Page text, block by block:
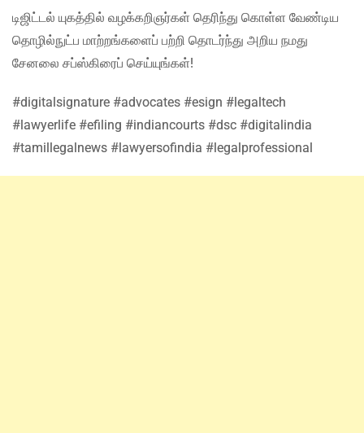
டிஜிட்டல் யுகத்தில் வழக்கறிஞர்கள் தெரிந்து கொள்ள வேண்டிய
தொழில்நுட்ப மாற்றங்களைப் பற்றி தொடர்ந்து அறிய நமது
சேனலை சப்ஸ்கிரைப் செய்யுங்கள்!
#digitalsignature #advocates #esign #legaltech
#lawyerlife #efiling #indiancourts #dsc #digitalindia
#tamillegalnews #lawyersofindia #legalprofessional